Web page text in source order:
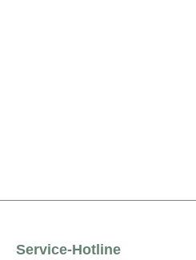
Service-Hotline